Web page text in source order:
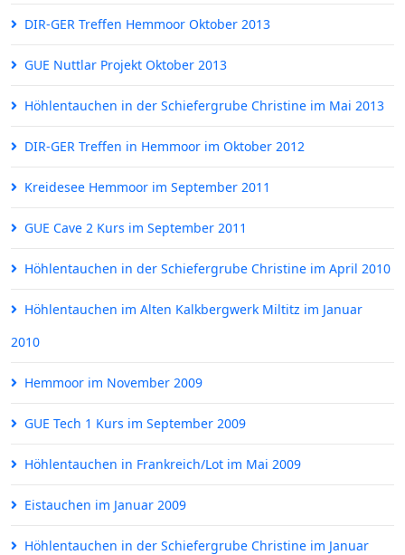
DIR-GER Treffen Hemmoor Oktober 2013
GUE Nuttlar Projekt Oktober 2013
Höhlentauchen in der Schiefergrube Christine im Mai 2013
DIR-GER Treffen in Hemmoor im Oktober 2012
Kreidesee Hemmoor im September 2011
GUE Cave 2 Kurs im September 2011
Höhlentauchen in der Schiefergrube Christine im April 2010
Höhlentauchen im Alten Kalkbergwerk Miltitz im Januar
2010
Hemmoor im November 2009
GUE Tech 1 Kurs im September 2009
Höhlentauchen in Frankreich/Lot im Mai 2009
Eistauchen im Januar 2009
Höhlentauchen in der Schiefergrube Christine im Januar